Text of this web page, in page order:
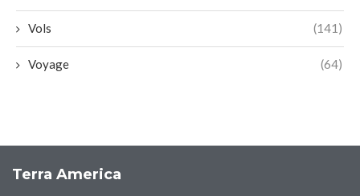
Vols (141)
Voyage (64)
Terra America